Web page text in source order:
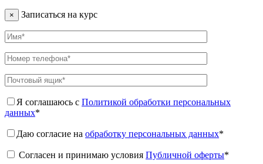
× Записаться на курс
Я соглашаюсь с Политикой обработки персональных
данных*
Даю согласие на обработку персональных данных*
Согласен и принимаю условия Публичной оферты*